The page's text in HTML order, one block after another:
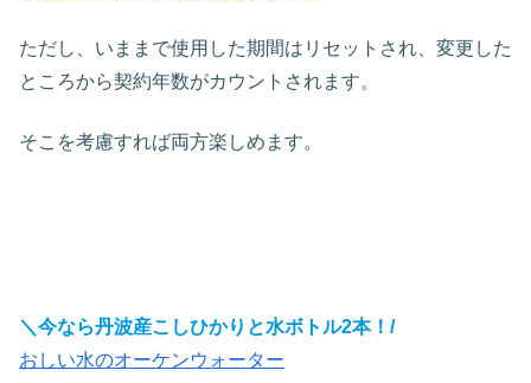
ただし、いままで使用した期間はリセットされ、変更した
ところから契約年数がカウントされます。
そこを考慮すれば両方楽しめます。
＼今なら丹波産こしひかりと水ボトル2本！/
おしい水のオーケンウォーター